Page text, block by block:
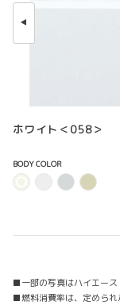
ホワイト＜058＞
BODY COLOR
■一部の写真はハイエース
■燃料消費率は、定められ